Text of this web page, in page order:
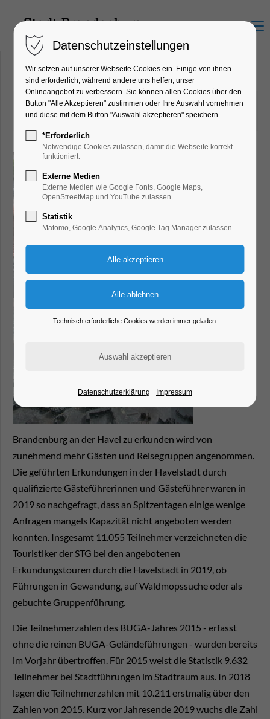
Menu
23.12.2019 13:55
von Dirk Forberger
(Kommentare: 0)
Brandenburg an der Havel zu erkunden wird von
zunehmend mehr Gästen und Reisegruppen angenommen.
Die geführten Erkundungen in der Havelstadt durch
qualifizierte Gästeführerinnen und Gästeführer waren in
2019 so nachgefragt, dass an Spitzentagen einige wenige
Anfragen mangels Kapazität nicht angeboten werden
konnten. Insgesamt 11.055 Teilnehmer verzeichneten die
Touristiker der STG bei den angebotenen
Erkundungstouren durch die Havelstadt in 2019, ob
Führungen in Gewandung, auf Waldmopssuche oder als
gebuchte Gruppenführung.
Die Teilnehmerzahlen des BUGA-Jahres 2015 - erfasst
ohne die reinen BUGA-Geländeführungen - wurden bereits
im Vorjahr übertroffen. Für 2015 weist die Statistik 9.632
Teilnehmer bei Stadtführungen im Stadtraum aus. In 2018
lagen die Teilnehmerzahlen mit 10.211 erstmalig über den
Zahlen von 2015. Kurz vor Jahresende 2019 wuchs die Zahl
Datenschutzeinstellungen
Wir setzen auf unserer Webseite Cookies ein. Einige von ihnen
sind erforderlich, während andere uns helfen, unser
Onlineangebot zu verbessern. Sie können allen Cookies über den
Button "Alle Akzeptieren" zustimmen oder Ihre Auswahl vornehmen
und diese mit dem Button "Auswahl akzeptieren" speichern.
*Erforderlich
Notwendige Cookies zulassen, damit die Webseite korrekt
funktioniert.
Externe Medien
Externe Medien wie Google Fonts, Google Maps,
OpenStreetMap und YouTube zulassen.
Statistik
Matomo, Google Analytics, Google Tag Manager zulassen.
Technisch erforderliche Cookies werden immer geladen.
Datenschutzerklärung Impressum